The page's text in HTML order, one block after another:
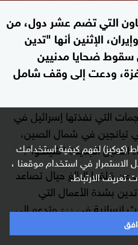
(كوكيز) لفهم كيفية استخدامك
الاستمرار في استخدام موقعنا ،
تعريف الارتباط.
التي تضم عشر دول، من
الإثنين أنها "تدين
سقوط ضحايا مدنيين
ودعت إلى وقف شامل
التي نفذتها إسرائيل في
تيانجين في شمال الصين،
الصين الجديدة "شينخوا".
قلقها البالغ حيال تصاعد
بشدة الأعمال التي
إنسانية فيغزةوتدعو إلى
المساعدات الإنسانية